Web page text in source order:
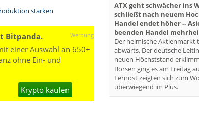
stärken
Bitpanda. Werbung
einer Auswahl an 650+
ohne Ein- und
Krypto kaufen
ATX geht schwächer ins
schließt nach neuem
Handel endet höher --
beenden Handel
Der heimische Aktienmarkt
abwärts. Der deutsche
neuen Höchststand
Börsen ging es am Freitag
Fernost zeigten sich zum
überwiegend im Plus.